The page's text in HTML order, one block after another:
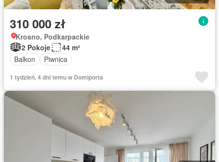
310 000 zł
Krosno, Podkarpackie
2 Pokoje
44 m²
Balkon
Piwnica
1 tydzień, 4 dni temu w Domiporta